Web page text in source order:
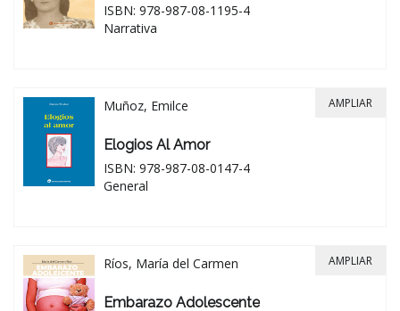
ISBN: 978-987-08-1195-4
Narrativa
Muñoz, Emilce
Elogios Al Amor
ISBN: 978-987-08-0147-4
General
AMPLIAR
Ríos, María del Carmen
Embarazo Adolescente
AMPLIAR